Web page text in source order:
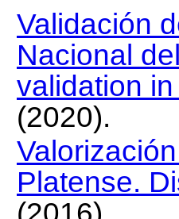
Validación
Nacional
validation
(2020).
Platense.